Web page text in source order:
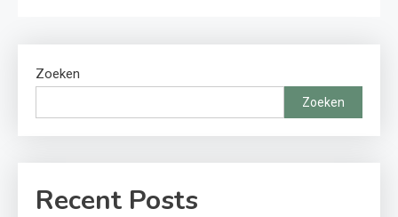
Zoeken
Zoeken
Recent Posts